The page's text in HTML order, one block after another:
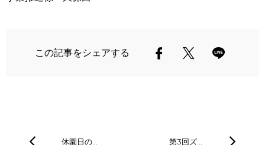
この記事をシェアする
休園日の… 第3回ズ…